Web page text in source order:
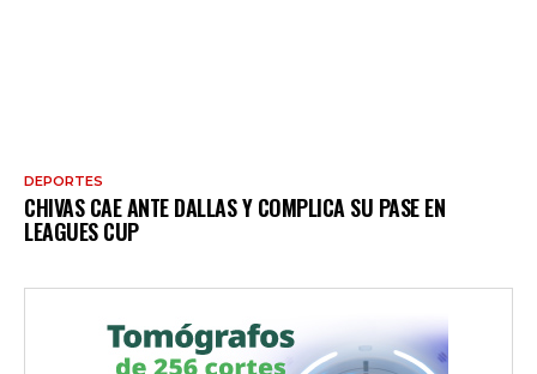
DEPORTES
CHIVAS CAE ANTE DALLAS Y COMPLICA SU PASE EN
LEAGUES CUP